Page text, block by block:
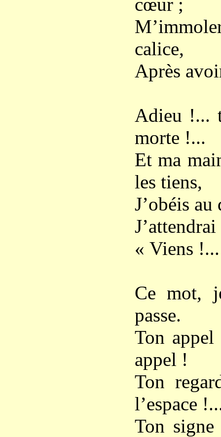
calice,
Après
Adieu !...
morte !...
Et ma
les tiens,
J’obéis
« Viens
Ce mot,
passe.
Ton
appel !
Ton
l’espace
Ton